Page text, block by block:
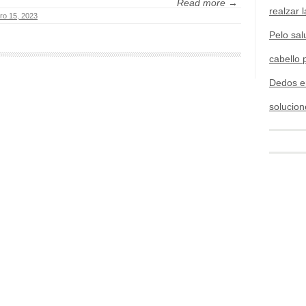
Read more →
15, 2023 realzar
Pelo
cabello
Dedos